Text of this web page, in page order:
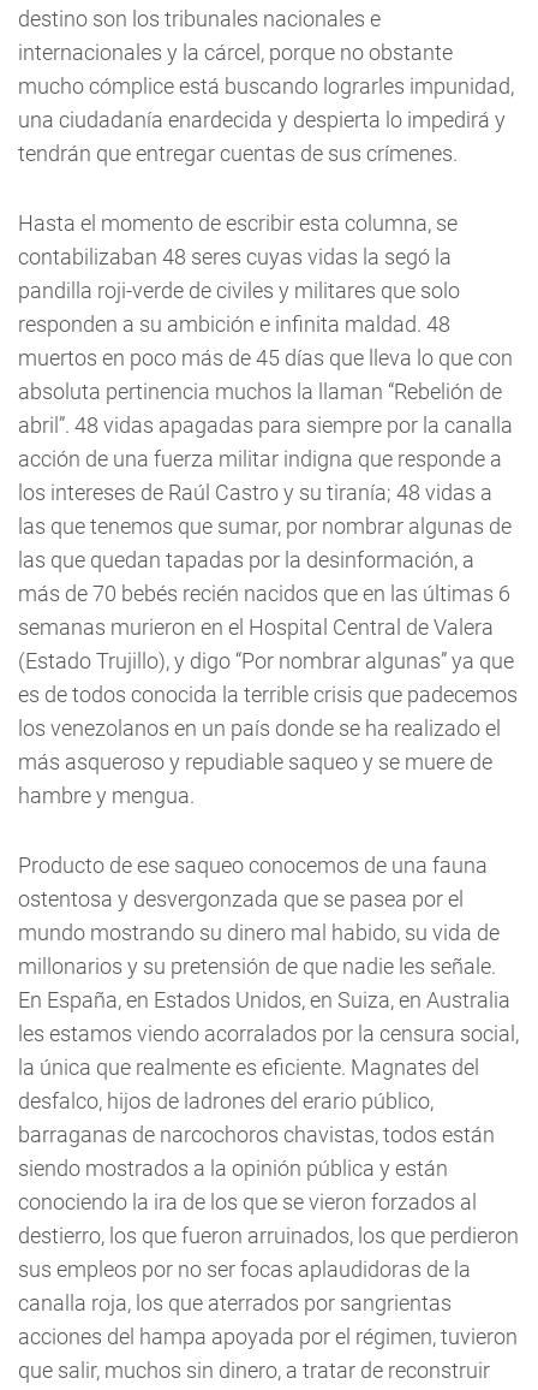
destino son los tribunales nacionales e
internacionales y la cárcel, porque no obstante
mucho cómplice está buscando lograrles impunidad,
una ciudadanía enardecida y despierta lo impedirá y
tendrán que entregar cuentas de sus crímenes.
Hasta el momento de escribir esta columna, se
contabilizaban 48 seres cuyas vidas la segó la
pandilla roji-verde de civiles y militares que solo
responden a su ambición e infinita maldad. 48
muertos en poco más de 45 días que lleva lo que con
absoluta pertinencia muchos la llaman “Rebelión de
abril”. 48 vidas apagadas para siempre por la canalla
acción de una fuerza militar indigna que responde a
los intereses de Raúl Castro y su tiranía; 48 vidas a
las que tenemos que sumar, por nombrar algunas de
las que quedan tapadas por la desinformación, a
más de 70 bebés recién nacidos que en las últimas 6
semanas murieron en el Hospital Central de Valera
(Estado Trujillo), y digo “Por nombrar algunas” ya que
es de todos conocida la terrible crisis que padecemos
los venezolanos en un país donde se ha realizado el
más asqueroso y repudiable saqueo y se muere de
hambre y mengua.
Producto de ese saqueo conocemos de una fauna
ostentosa y desvergonzada que se pasea por el
mundo mostrando su dinero mal habido, su vida de
millonarios y su pretensión de que nadie les señale.
En España, en Estados Unidos, en Suiza, en Australia
les estamos viendo acorralados por la censura social,
la única que realmente es eficiente. Magnates del
desfalco, hijos de ladrones del erario público,
barraganas de narcochoros chavistas, todos están
siendo mostrados a la opinión pública y están
conociendo la ira de los que se vieron forzados al
destierro, los que fueron arruinados, los que perdieron
sus empleos por no ser focas aplaudidoras de la
canalla roja, los que aterrados por sangrientas
acciones del hampa apoyada por el régimen, tuvieron
que salir, muchos sin dinero, a tratar de reconstruir